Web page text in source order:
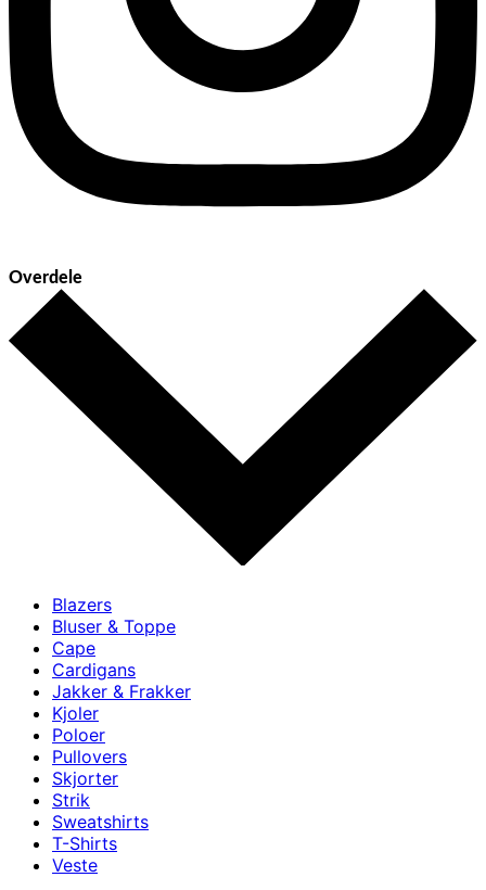
Overdele
Blazers
Bluser & Toppe
Cape
Cardigans
Jakker & Frakker
Kjoler
Poloer
Pullovers
Skjorter
Strik
Sweatshirts
T-Shirts
Veste